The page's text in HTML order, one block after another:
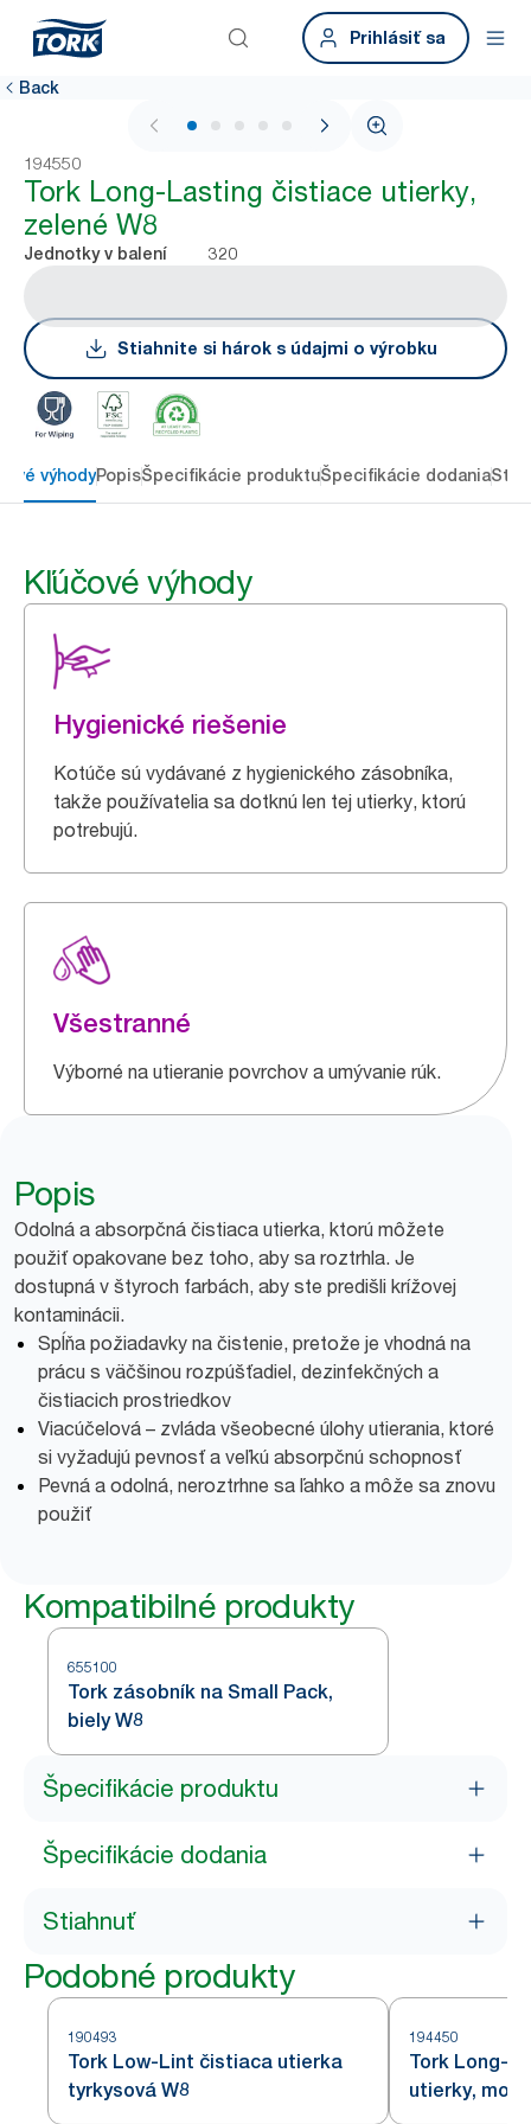
Prihlásiť sa
Back
1 / 5
194550
Tork Long-Lasting čistiace utierky,
zelené W8
Jednotky v balení 320
Stiahnite si hárok s údajmi o výrobku
výhodyPopisŠpecifikácie produktuŠpecifikácie dodania
Kľúčové výhody
Hygienické riešenie
Kotúče sú vydávané z hygienického zásobníka,
takže používatelia sa dotknú len tej utierky, ktorú
potrebujú.
Všestranné
Výborné na utieranie povrchov a umývanie rúk.
Popis
Odolná a absorpčná čistiaca utierka, ktorú môžete
použiť opakovane bez toho, aby sa roztrhla. Je
dostupná v štyroch farbách, aby ste predišli krížovej
kontaminácii.
Spĺňa požiadavky na čistenie, pretože je vhodná na
prácu s väčšinou rozpúšťadiel, dezinfekčných a
čistiacich prostriedkov
Viacúčelová – zvláda všeobecné úlohy utierania, ktoré
si vyžadujú pevnosť a veľkú absorpčnú schopnosť
Pevná a odolná, neroztrhne sa ľahko a môže sa znovu
použiť
Kompatibilné produkty
655100
Tork zásobník na Small Pack,
biely W8
Špecifikácie produktu
Špecifikácie dodania
Stiahnuť
Podobné produkty
190493
Tork Low-Lint čistiaca utierka
tyrkysová W8
194450
Tork Long-
utierky,